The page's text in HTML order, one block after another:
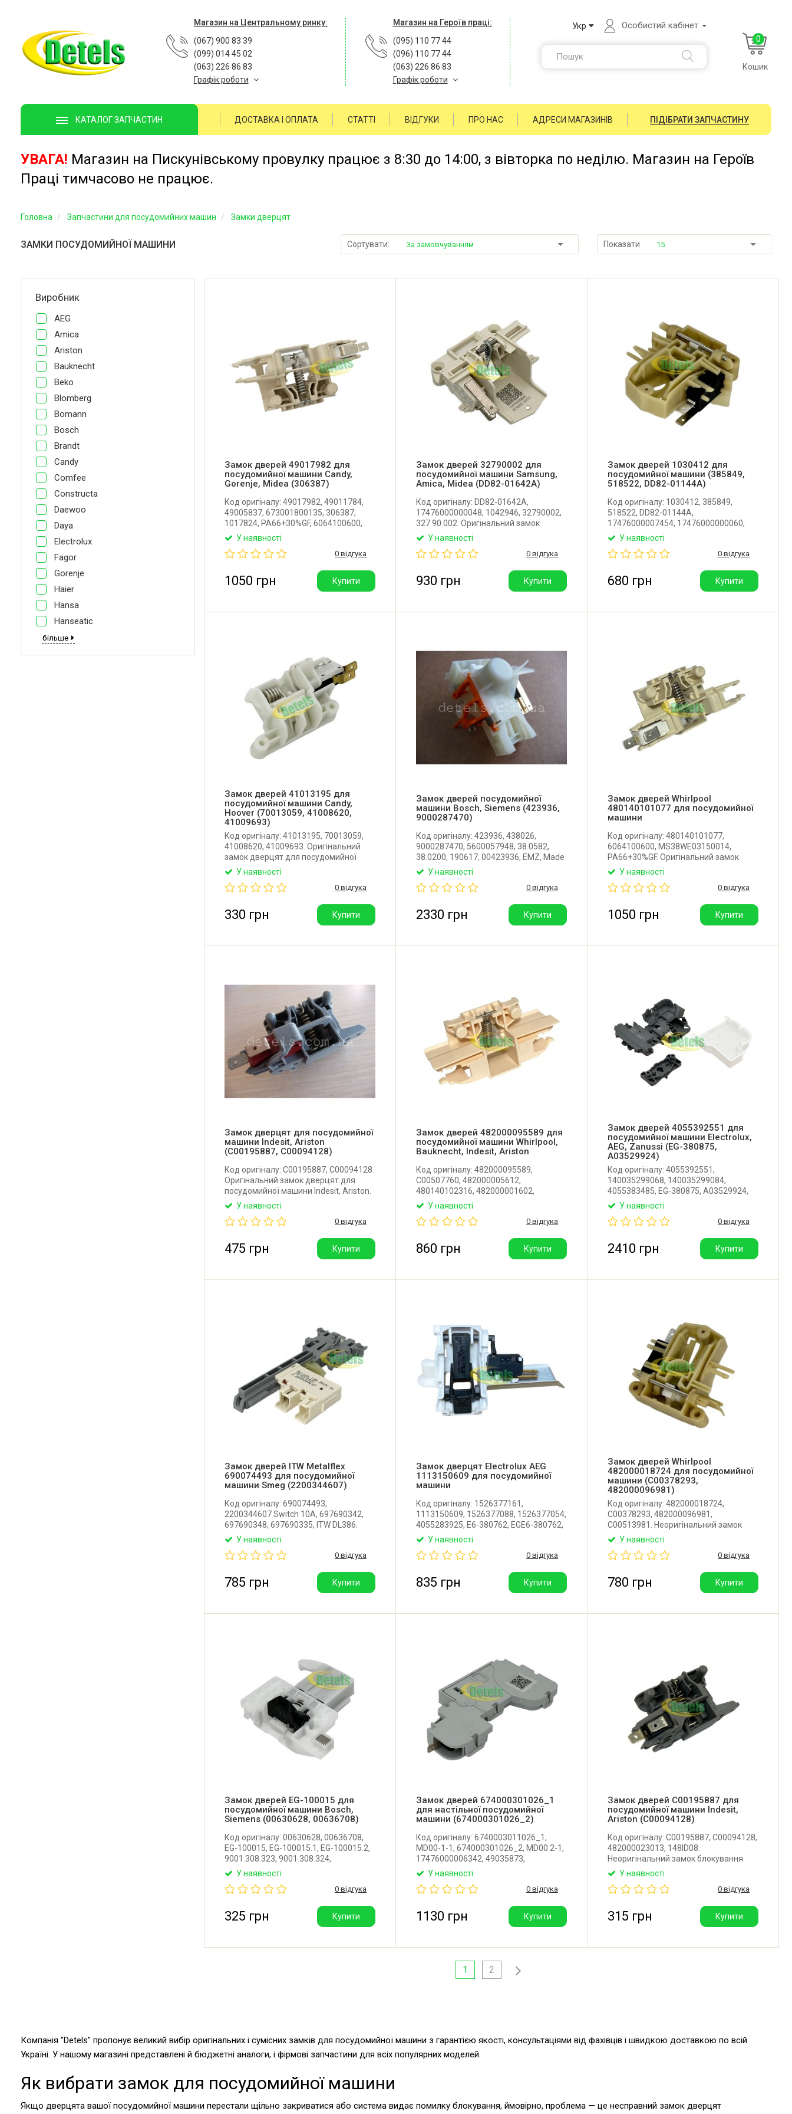
Магазин на Центральному ринку:
(067) 900 83 39
(099) 014 45 02
(063) 226 86 83
Графік роботи
Магазин на Героїв праці:
(095) 110 77 44
(096) 110 77 44
(063) 226 86 83
Графік роботи
Укр Особистий кабінет
0
Кошик
КАТАЛОГ ЗАПЧАСТИН ДОСТАВКА І ОПЛАТА СТАТТІ ВІДГУКИ ПРО НАС АДРЕСИ МАГАЗИНІВ ПІДІБРАТИ ЗАПЧАСТИНУ
УВАГА! Магазин на Пискунівському провулку працює з 8:30 до 14:00, з вівторка по неділю. Магазин на Героїв
Праці тимчасово не працює.
Головна Запчастини для посудомийних машин Замки дверцят
ЗАМКИ ПОСУДОМИЙНОЇ МАШИНИ Сортувати: За замовчуванням Показати 15
Виробник
AEG
Amica
Ariston
Bauknecht
Beko
Blomberg
Bomann
Bosch
Brandt
Candy
Comfee
Constructa
Daewoo
Daya
Electrolux
Fagor
Gorenje
Haier
Hansa
Hanseatic
більше
Замок дверей 49017982 для
посудомийної машини Candy,
Gorenje, Midea (306387)
Код оригіналу: 49017982, 49011784,
49005837, 673001800135, 306387,
1017824, PA66+30%GF, 6064100600,
MS38WE03150014. Оригінальний
машини Candy, Hoover, Gorenje, Midea,
Bomann, Mastercook, Samsung, OK.
У наявності
0 відгука
1050 грн Купити
Замок дверей 32790002 для
посудомийної машини Samsung,
Amica, Midea (DD82-01642A)
Код оригіналу: DD82-01642A,
17476000000048, 1042946, 32790002,
327 90 002. Оригінальний замок
дверцят для посудомийної машини
У наявності
0 відгука
930 грн Купити
Замок дверей 1030412 для
посудомийної машини (385849,
518522, DD82-01144A)
Код оригіналу: 1030412, 385849,
518522, DD82-01144A,
17476000007454, 17476000000060,
17476000000052, 49037176,
07010620. Оригінальний замок дверей
Amica, Samsung, Candy, Gorenje, Midea,
Daewoo, Toshiba, Bomann.
У наявності
0 відгука
680 грн Купити
Замок дверей 41013195 для
посудомийної машини Candy,
Hoover (70013059, 41008620,
41009693)
Код оригіналу: 41013195, 70013059,
41008620, 41009693. Оригінальний
замок дверцят для посудомийної
машини Candy, Hoover, Haier. Виробник:
У наявності
0 відгука
330 грн Купити
Замок дверей посудомийної
машини Bosch, Siemens (423936,
9000287470)
Код оригіналу: 423936, 438026,
9000287470, 5600057948, 38.0582,
38.0200, 190617, 00423936, EMZ, Made
in Germany, pat.6.290.270
мікровимикачем для посудомийної
EMZ (Німеччина).
У наявності
0 відгука
2330 грн Купити
Замок дверей Whirlpool
480140101077 для посудомийної
машини
Код оригіналу: 480140101077,
6064100600, MS38WE03150014,
PA66+30%GF. Оригінальний замок
дверей для посудомийної машини
У наявності
0 відгука
1050 грн Купити
Замок дверцят для посудомийної
машини Indesit, Ariston
(C00195887, C00094128)
Код оригіналу: C00195887, C00094128.
Оригінальний замок дверцят для
посудомийної машини Indesit, Ariston.
Виробник: Італія.
У наявності
0 відгука
475 грн Купити
Замок дверей 482000095589 для
посудомийної машини Whirlpool,
Bauknecht, Indesit, Ariston
Код оригіналу: 482000095589,
C00507760, 482000005612,
480140102316, 482000001602,
C00286395, 17476000000027,
Оригінальний замок для
Bauknecht, Indesit, Ariston, Midea,
Candy, Hansa. Виробник: Італія.
У наявності
0 відгука
860 грн Купити
Замок дверей 4055392551 для
посудомийної машини Electrolux,
AEG, Zanussi (EG-380875,
A03529924)
Код оригіналу: 4055392551,
140035299068, 140035299084,
4055383485, EG-380875, A03529924,
Type 889.312133, 4055973491.
посудомийної машини Electrolux, AEG,
60N. Виробник: EMZ (Німеччина).
У наявності
0 відгука
2410 грн Купити
Замок дверей ITW Metalflex
690074493 для посудомийної
машини Smeg (2200344607)
Код оригіналу: 690074493,
2200344607 Switch 10A, 697690342,
697690348, 697690335, ITW DL386.
Оригінальний замок дверцят для
Виробник: ITW Metalflex (Італія).
У наявності
0 відгука
785 грн Купити
Замок дверцят Electrolux AEG
1113150609 для посудомийної
машини
Код оригіналу: 1526377161,
1113150609, 1526377088, 1526377054,
4055283925, E6-380762, EGE6-380762,
405526187-1,110 Оригінальний замок
Zanussi, Electrolux, AEG, Privileg.
У наявності
0 відгука
835 грн Купити
Замок дверей Whirlpool
482000018724 для посудомийної
машини (C00378293,
482000096981)
Код оригіналу: 482000018724,
C00378293, 482000096981,
C00513981. Неоригінальний замок
дверцят для посудомийної машини
Постачається в комплекті з одним!
У наявності
0 відгука
780 грн Купити
Замок дверей EG-100015 для
посудомийної машини Bosch,
Siemens (00630628, 00636708)
Код оригіналу: 00630628, 00636708,
EG-100015, EG-100015.1, EG-100015.2,
9001.308.323, 9001.308.324,
9001.541.435, 9000.213.363,
9000.877.767, 9000.915.086.
посудомийної машини Bosch, Siemens.
Виробник: Китай.
У наявності
0 відгука
325 грн Купити
Замок дверей 674000301026_1
для настільної посудомийної
машини (674000301026_2)
Код оригіналу: 6740003011026_1,
MD00-1-1, 674000301026_2, MD00 2-1,
17476000006342, 49035873,
4055410759, 1038671, 9178009399.
Midea, Toshiba, Hansa, Candy, AEG,
Amica, Brandt, Comfee, Klarstein, OK,
Pkm.
У наявності
0 відгука
1130 грн Купити
Замок дверей C00195887 для
посудомийної машини Indesit,
Ariston (C00094128)
Код оригіналу: C00195887, C00094128,
482000023013, 148ID08.
Неоригінальний замок блокування
дверей для посудомийної машини
Ariston. Виробник: Італія.
У наявності
0 відгука
315 грн Купити
1 2
Компанія "Detels" пропонує великий вибір оригінальних і сумісних замків для посудомийної машини з гарантією якості, консультаціями від фахівців і швидкою доставкою по всій
Україні. У нашому магазині представлені й бюджетні аналоги, і фірмові запчастини для всіх популярних моделей.
Як вибрати замок для посудомийної машини
Якщо дверцята вашої посудомийної машини перестали щільно закриватися або система видає помилку блокування, ймовірно, проблема — це несправний замок дверцят